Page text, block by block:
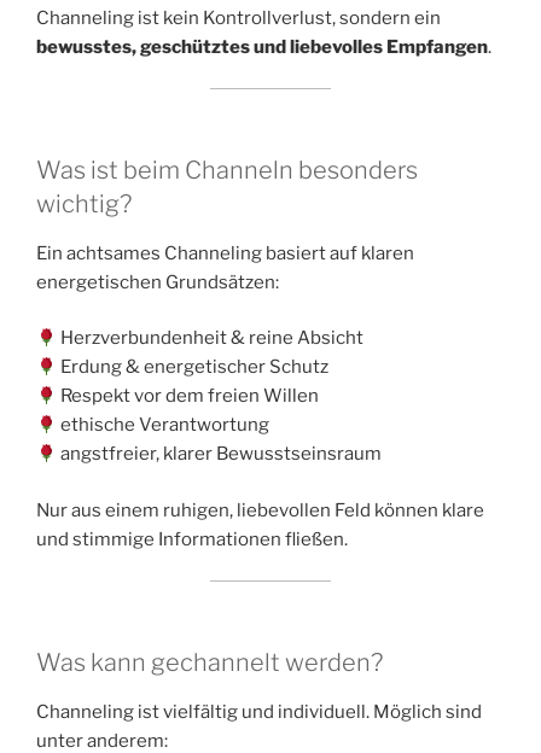
Channeling ist kein Kontrollverlust, sondern ein
bewusstes, geschütztes und liebevolles Empfangen.
Was ist beim Channeln besonders
wichtig?
Ein achtsames Channeling basiert auf klaren
energetischen Grundsätzen:
Herzverbundenheit & reine Absicht
Erdung & energetischer Schutz
Respekt vor dem freien Willen
ethische Verantwortung
angstfreier, klarer Bewusstseinsraum
Nur aus einem ruhigen, liebevollen Feld können klare
und stimmige Informationen fließen.
Was kann gechannelt werden?
Channeling ist vielfältig und individuell. Möglich sind
unter anderem: